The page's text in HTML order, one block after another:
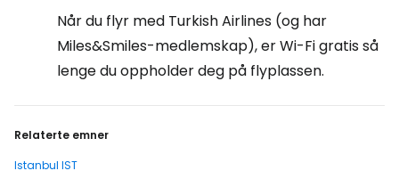
Når du flyr med Turkish Airlines (og har
Miles&Smiles-medlemskap), er Wi-Fi gratis så
lenge du oppholder deg på flyplassen.
Relaterte emner
Istanbul IST